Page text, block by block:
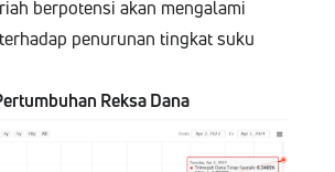
berpotensi akan mengalami
penurunan tingkat suku
Reksa Dana